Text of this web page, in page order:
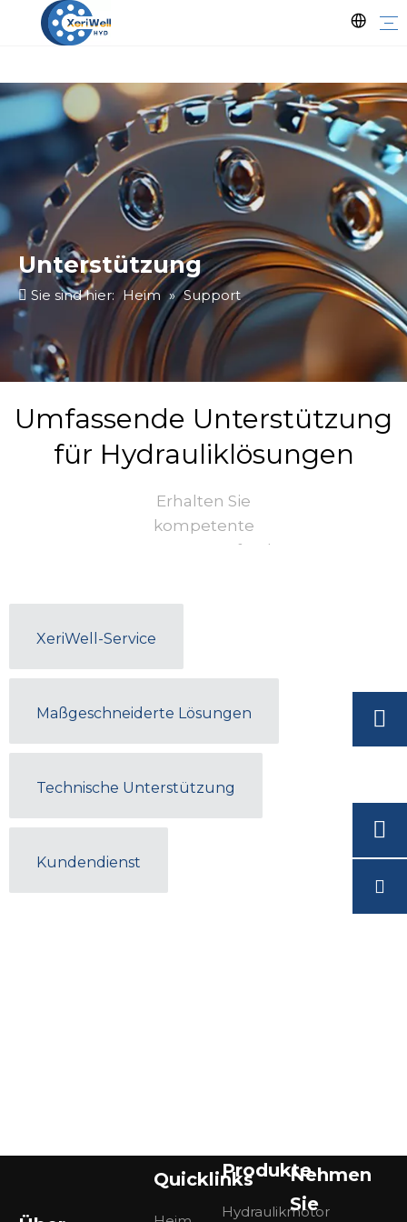
Unterstützung
Sie sind hier: Heim » Support
Umfassende Unterstützung
für Hydrauliklösungen
Erhalten Sie
kompetente
Unterstützung für Ihre
pumpen. Greifen Sie auf
Anleitungen zur
Fehlerbehebung und
um eine optimale
Leistung
XeriWell-Service
Maßgeschneiderte Lösungen
Technische Unterstützung
Kundendienst
QuicklinksProdukte
Hydraulikmotor
Nehmen
Sie